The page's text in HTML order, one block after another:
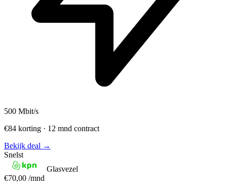
500 Mbit/s
€84 korting · 12 mnd contract
Bekijk deal →
Snelst
Glasvezel
€70,00 /mnd